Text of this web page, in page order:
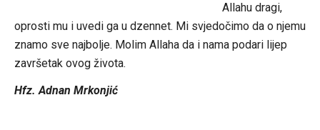
Allahu dragi,
oprosti mu i uvedi ga u dzennet. Mi svjedočimo da o njemu
znamo sve najbolje. Molim Allaha da i nama podari lijep
završetak ovog života.
Hfz. Adnan Mrkonjić